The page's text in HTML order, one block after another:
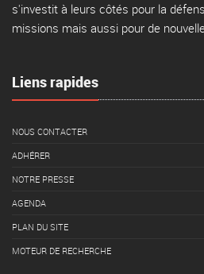
s'investit à leurs côtés pour la
missions mais aussi pour de
Liens rapides
NOUS CONTACTER
ADHÉRER
NOTRE PRESSE
AGENDA
PLAN DU SITE
MOTEUR DE RECHERCHE